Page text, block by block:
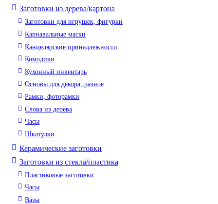
Заготовки из дерева/картона
Заготовки для игрушек, фигурки
Карнавальные маски
Канцелярские принадлежности
Комодики
Кухонный инвентарь
Основы для декора, разное
Рамки, фоторамки
Слова из дерева
Часы
Шкатулки
Керамические заготовки
Заготовки из стекла/пластика
Пластиковые заготовки
Часы
Вазы